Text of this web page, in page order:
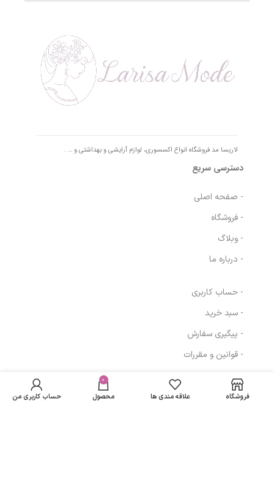
لاریسا مد فروشگاه انواع اکسسوری، لوازم آرایشی و بهداشتی و … .
دسترسی سریع
- صفحه اصلی
- فروشگاه
- وبلاگ
- درباره ما
- حساب کاربری
- سبد خرید
- پیگیری سفارش
- قوانین و مقررات
مسیرهای ارتباطی
مای|my comfrey
root conditioner
تومان
باشد فروشگاه علاقه مندی ها
0
محصول حساب کاربری من